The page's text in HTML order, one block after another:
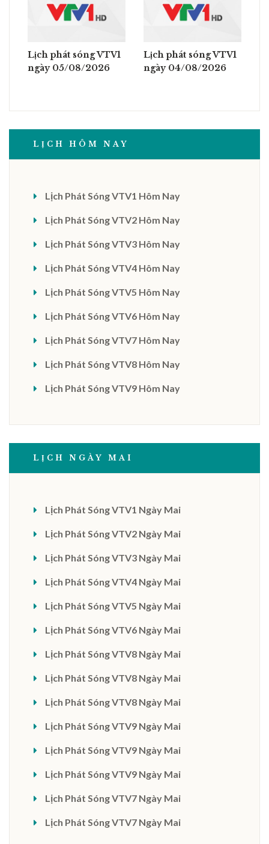
Lịch phát sóng VTV1
ngày 05/08/2026
Lịch phát sóng VTV1
ngày 04/08/2026
LỊCH HÔM NAY
Lịch Phát Sóng VTV1 Hôm Nay
Lịch Phát Sóng VTV2 Hôm Nay
Lịch Phát Sóng VTV3 Hôm Nay
Lịch Phát Sóng VTV4 Hôm Nay
Lịch Phát Sóng VTV5 Hôm Nay
Lịch Phát Sóng VTV6 Hôm Nay
Lịch Phát Sóng VTV7 Hôm Nay
Lịch Phát Sóng VTV8 Hôm Nay
Lịch Phát Sóng VTV9 Hôm Nay
LỊCH NGÀY MAI
Lịch Phát Sóng VTV1 Ngày Mai
Lịch Phát Sóng VTV2 Ngày Mai
Lịch Phát Sóng VTV3 Ngày Mai
Lịch Phát Sóng VTV4 Ngày Mai
Lịch Phát Sóng VTV5 Ngày Mai
Lịch Phát Sóng VTV6 Ngày Mai
Lịch Phát Sóng VTV8 Ngày Mai
Lịch Phát Sóng VTV8 Ngày Mai
Lịch Phát Sóng VTV8 Ngày Mai
Lịch Phát Sóng VTV9 Ngày Mai
Lịch Phát Sóng VTV9 Ngày Mai
Lịch Phát Sóng VTV9 Ngày Mai
Lịch Phát Sóng VTV7 Ngày Mai
Lịch Phát Sóng VTV7 Ngày Mai